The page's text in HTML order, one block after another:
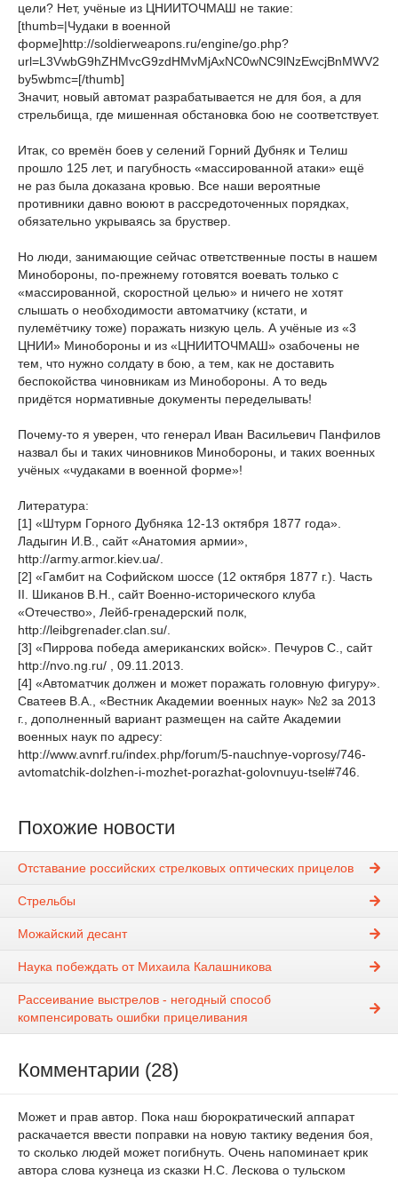
цели? Нет, учёные из ЦНИИТОЧМАШ не такие:
[thumb=|Чудаки в военной
форме]http://soldierweapons.ru/engine/go.php?
url=L3VwbG9hZHMvcG9zdHMvMjAxNC0wNC9lNzEwcjBnMWV2
by5wbmc=[/thumb]
Значит, новый автомат разрабатывается не для боя, а для
стрельбища, где мишенная обстановка бою не соответствует.
Итак, со времён боев у селений Горний Дубняк и Телиш
прошло 125 лет, и пагубность «массированной атаки» ещё
не раз была доказана кровью. Все наши вероятные
противники давно воюют в рассредоточенных порядках,
обязательно укрываясь за бруствер.
Но люди, занимающие сейчас ответственные посты в нашем
Минобороны, по-прежнему готовятся воевать только с
«массированной, скоростной целью» и ничего не хотят
слышать о необходимости автоматчику (кстати, и
пулемётчику тоже) поражать низкую цель. А учёные из «3
ЦНИИ» Минобороны и из «ЦНИИТОЧМАШ» озабочены не
тем, что нужно солдату в бою, а тем, как не доставить
беспокойства чиновникам из Минобороны. А то ведь
придётся нормативные документы переделывать!
Почему-то я уверен, что генерал Иван Васильевич Панфилов
назвал бы и таких чиновников Минобороны, и таких военных
учёных «чудаками в военной форме»!
Литература:
[1] «Штурм Горного Дубняка 12-13 октября 1877 года».
Ладыгин И.В., сайт «Анатомия армии»,
http://army.armor.kiev.ua/.
[2] «Гамбит на Софийском шоссе (12 октября 1877 г.). Часть
II. Шиканов В.Н., сайт Военно-исторического клуба
«Отечество», Лейб-гренадерский полк,
http://leibgrenader.clan.su/.
[3] «Пиррова победа американских войск». Печуров С., сайт
http://nvo.ng.ru/ , 09.11.2013.
[4] «Автоматчик должен и может поражать головную фигуру».
Сватеев В.А., «Вестник Академии военных наук» №2 за 2013
г., дополненный вариант размещен на сайте Академии
военных наук по адресу:
http://www.avnrf.ru/index.php/forum/5-nauchnye-voprosy/746-
avtomatchik-dolzhen-i-mozhet-porazhat-golovnuyu-tsel#746.
Похожие новости
Отставание российских стрелковых оптических прицелов
Стрельбы
Можайский десант
Наука побеждать от Михаила Калашникова
Рассеивание выстрелов - негодный способ
компенсировать ошибки прицеливания
Комментарии (28)
Может и прав автор. Пока наш бюрократический аппарат
раскачается ввести поправки на новую тактику ведения боя,
то сколько людей может погибнуть. Очень напоминает крик
автора слова кузнеца из сказки Н.С. Лескова о тульском